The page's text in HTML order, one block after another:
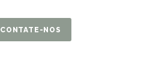
CONTATE-NOS